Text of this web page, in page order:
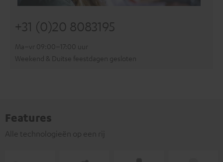
+31 (0)20 8083195
Ma–vr 09:00–17:00 uur
Weekend & Duitse feestdagen gesloten
Features
Alle technologieën op een rij